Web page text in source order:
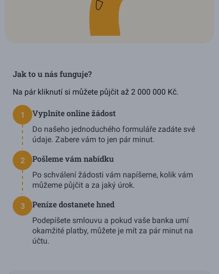
Jak to u nás funguje?
Na pár kliknutí si můžete půjčit až 2 000 000 Kč.
1 Vyplníte online žádost
Do našeho jednoduchého formuláře zadáte své
údaje. Zabere vám to jen pár minut.
2 Pošleme vám nabídku
Po schválení žádosti vám napíšeme, kolik vám
můžeme půjčit a za jaký úrok.
3 Peníze dostanete hned
Podepíšete smlouvu a pokud vaše banka umí
okamžité platby, můžete je mít za pár minut na
účtu.